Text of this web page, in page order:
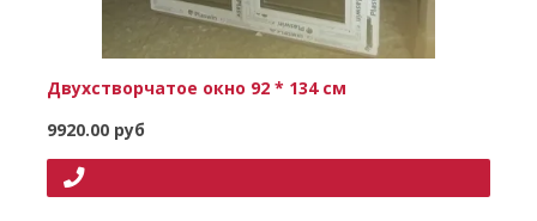
Двухстворчатое окно 92 * 134 см
9920.00 руб